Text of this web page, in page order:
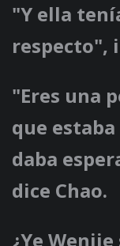
"Y ella
respecto",
"Eres una
que
daba
dice Chao.
¿Ye